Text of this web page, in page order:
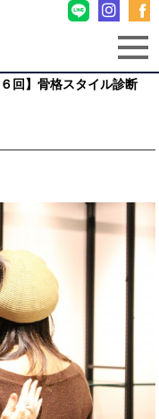
６回】骨格スタイル診断